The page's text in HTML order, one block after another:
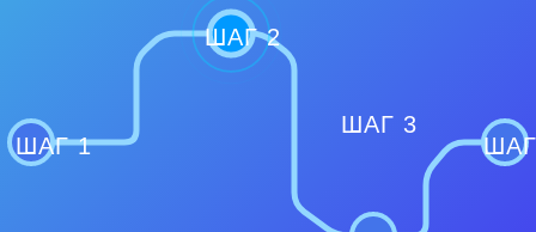
ШАГ 1
ШАГ 2
ШАГ 3